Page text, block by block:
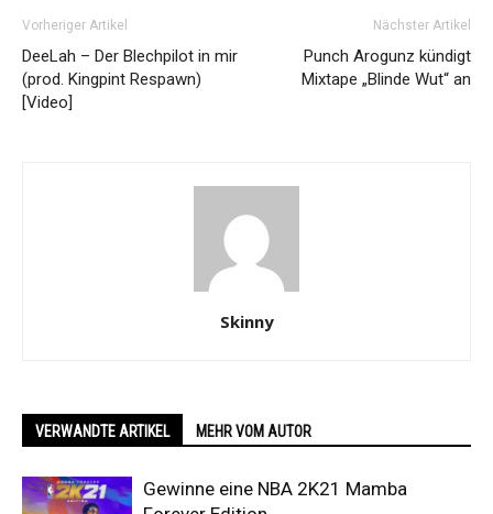
Vorheriger Artikel
DeeLah – Der Blechpilot in mir
(prod. Kingpint Respawn)
[Video]
Nächster Artikel
Punch Arogunz kündigt
Mixtape „Blinde Wut“ an
Skinny
VERWANDTE ARTIKEL MEHR VOM AUTOR
Gewinne eine NBA 2K21 Mamba